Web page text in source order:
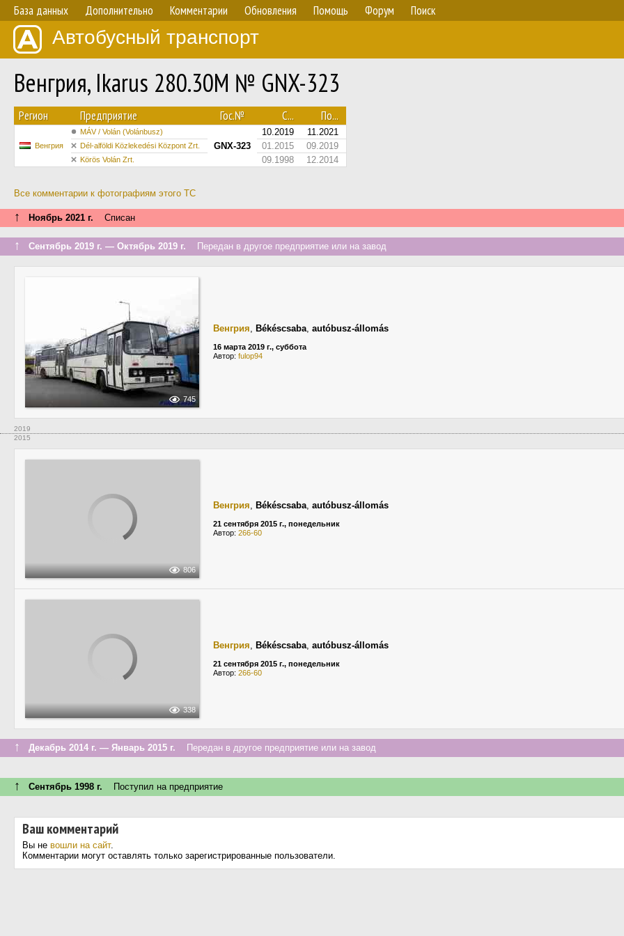
База данных Дополнительно Комментарии Обновления Помощь Форум Поиск
Автобусный транспорт
Венгрия, Ikarus 280.30M № GNX-323
Регион Предприятие Гос.№ С... По...
Венгрия
MÁV / Volán (Volánbusz)
GNX-323
10.2019 11.2021
Dél-alföldi Közlekedési Központ Zrt. 01.2015 09.2019
Körös Volán Zrt. 09.1998 12.2014
Все комментарии к фотографиям этого ТС
↑ Ноябрь 2021 г. Списан
↑ Сентябрь 2019 г. — Октябрь 2019 г. Передан в другое предприятие или на завод
745
Венгрия, Békéscsaba, autóbusz-állomás
16 марта 2019 г., суббота
Автор: fulop94
2019
2015
806
Венгрия, Békéscsaba, autóbusz-állomás
21 сентября 2015 г., понедельник
Автор: 266-60
338
Венгрия, Békéscsaba, autóbusz-állomás
21 сентября 2015 г., понедельник
Автор: 266-60
↑ Декабрь 2014 г. — Январь 2015 г. Передан в другое предприятие или на завод
↑ Сентябрь 1998 г. Поступил на предприятие
Ваш комментарий
Вы не вошли на сайт.
Комментарии могут оставлять только зарегистрированные пользователи.